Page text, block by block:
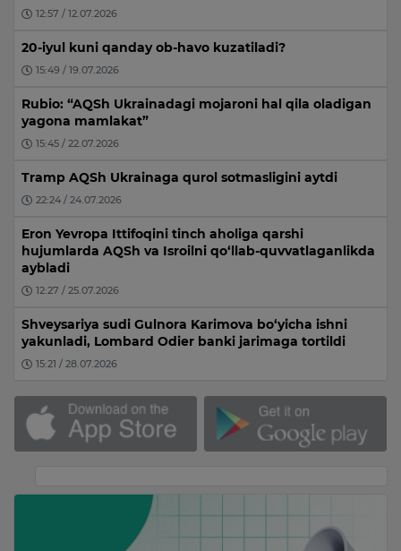
12:57 / 12.07.2026
20-iyul kuni qanday ob-havo kuzatiladi?
15:49 / 19.07.2026
Rubio: “AQSh Ukrainadagi mojaroni hal qila oladigan
yagona mamlakat”
15:45 / 22.07.2026
Tramp AQSh Ukrainaga qurol sotmasligini aytdi
22:24 / 24.07.2026
Eron Yevropa Ittifoqini tinch aholiga qarshi
hujumlarda AQSh va Isroilni qo‘llab-quvvatlaganlikda
aybladi
12:27 / 25.07.2026
Shveysariya sudi Gulnora Karimova bo‘yicha ishni
yakunladi, Lombard Odier banki jarimaga tortildi
15:21 / 28.07.2026